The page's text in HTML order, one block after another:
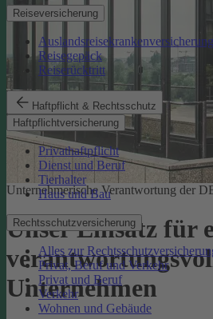
Reiseversicherung
Auslandsreisekrankenversicherung
Reisegepäck
Reiserücktritt
Haftpflicht & Rechtsschutz
Haftpflichtversicherung
Privathaftpflicht
Dienst und Beruf
Tierhalter
Haus und Bau
Rechtsschutzversicherung
Alles zur
Privat, Beruf und Verkehr
Privat und Beruf
Verkehr
Wohnen und Gebäude
Unternehmerische Verantwortung der
Unser Einsatz für
Unternehmen